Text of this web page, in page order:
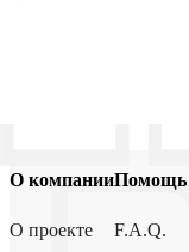
О компании
О проекте
Помощь
F.A.Q.